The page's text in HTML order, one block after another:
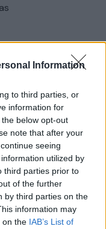
Information
to third parties, or
information for
below opt-out
note that after your
seeing
utilized by
third parties prior to
of the further
by third parties on the
information may
on the IAB’s List of
00:00:34
nuo uolų
00:00:37
varžybos:
nėrė į Adrijos jūrą
00:03:40
serija: dalyvių